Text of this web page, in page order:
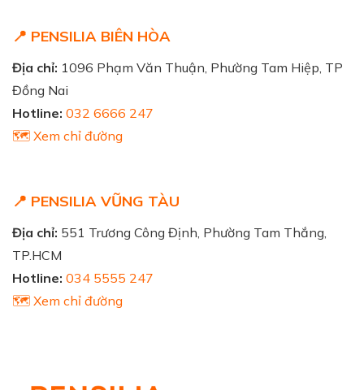
📍 PENSILIA BIÊN HÒA
Địa chỉ: 1096 Phạm Văn Thuận, Phường Tam Hiệp, TP
Đồng Nai
Hotline: 032 6666 247
🗺️ Xem chỉ đường
📍 PENSILIA VŨNG TÀU
Địa chỉ: 551 Trương Công Định, Phường Tam Thắng,
TP.HCM
Hotline: 034 5555 247
🗺️ Xem chỉ đường